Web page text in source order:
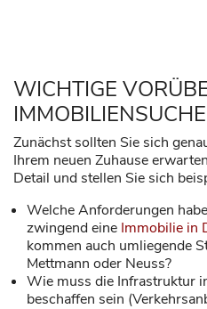
WICHTIGE
Zunächst sollten Sie sich
Ihrem neuen Zuhause
Detail und stellen Sie sich
Welche Anforderungen
zwingend eine Immobilie in
kommen auch umliegende
Mettmann oder Neuss?
Wie muss die Infrastruktur
beschaffen sein